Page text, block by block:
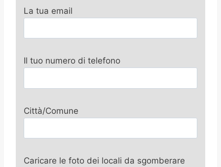
La tua email
Il tuo numero di telefono
Città/Comune
Caricare le foto dei locali da sgomberare